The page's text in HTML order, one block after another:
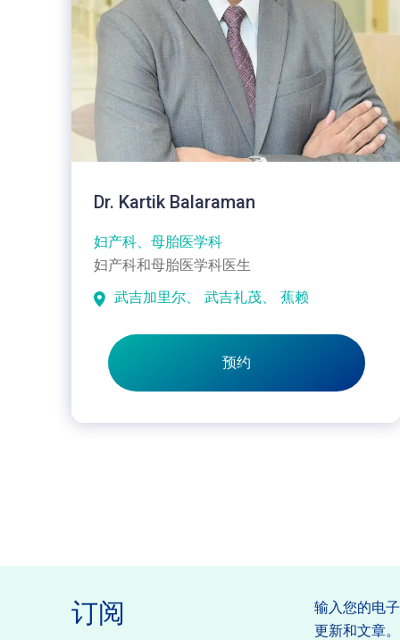
Dr. Kartik Balaraman
妇产科、母胎医学科
妇产科和母胎医学科医生
武吉加里尔、
武吉礼茂、 蕉赖
预约
订阅
输入您的电
更新和文章。